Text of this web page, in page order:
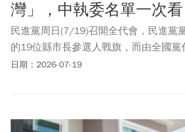
灣」，中執委名單一次看
民進黨周日(7/19)召開全代會，民進黨
的19位縣市長參選人戰旗，而由全國
名單也出爐，以新潮流拿下9席最多。
理，不僅要有優秀的縣市長，也需要卓
日期：2026-07-19